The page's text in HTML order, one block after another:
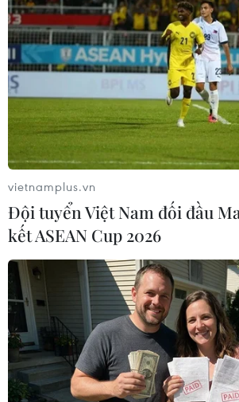
TMCP Quân đội (tên tài khoản:
Việt Nam). Các tập thể, cá nhân
trình có thể theo dõi danh sách
khoản 2022 trên ứng dụng
vietnamplus.vn
Đội tuyển Việt Nam đối đầu
kết ASEAN Cup 2026